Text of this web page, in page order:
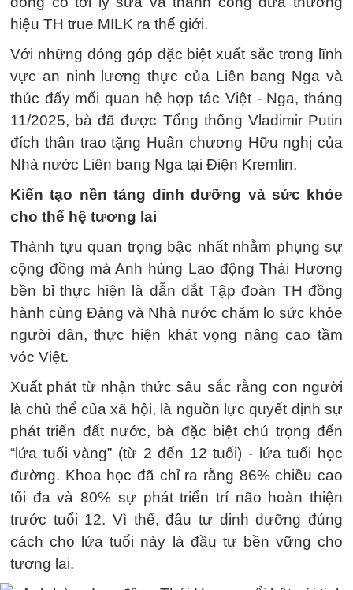
hiệu TH true MILK ra thế giới.
Với những đóng góp đặc biệt xuất sắc trong lĩnh
vực an ninh lương thực của Liên bang Nga và
thúc đẩy mối quan hệ hợp tác Việt - Nga, tháng
11/2025, bà đã được Tổng thống Vladimir Putin
đích thân trao tặng Huân chương Hữu nghị của
Nhà nước Liên bang Nga tại Điện Kremlin.
Kiến tạo nền tảng dinh dưỡng và sức khỏe
cho thế hệ tương lai
Thành tựu quan trọng bậc nhất nhằm phụng sự
cộng đồng mà Anh hùng Lao động Thái Hương
bền bỉ thực hiện là dẫn dắt Tập đoàn TH đồng
hành cùng Đảng và Nhà nước chăm lo sức khỏe
người dân, thực hiện khát vọng nâng cao tầm
vóc Việt.
Xuất phát từ nhận thức sâu sắc rằng con người
là chủ thể của xã hội, là nguồn lực quyết định sự
phát triển đất nước, bà đặc biệt chú trọng đến
“lứa tuổi vàng” (từ 2 đến 12 tuổi) - lứa tuổi học
đường. Khoa học đã chỉ ra rằng 86% chiều cao
tối đa và 80% sự phát triển trí não hoàn thiện
trước tuổi 12. Vì thế, đầu tư dinh dưỡng đúng
cách cho lứa tuổi này là đầu tư bền vững cho
tương lai.